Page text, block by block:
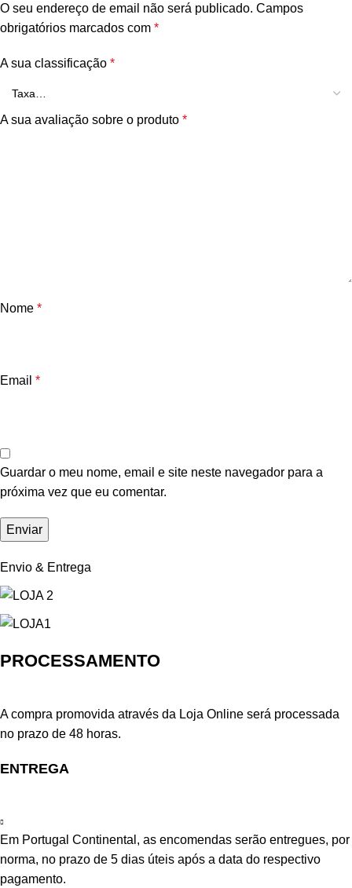
O seu endereço de email não será publicado. Campos
obrigatórios marcados com *
A sua classificação *
A sua avaliação sobre o produto *
Nome *
Email *
Guardar o meu nome, email e site neste navegador para a
próxima vez que eu comentar.
Envio & Entrega
PROCESSAMENTO
A compra promovida através da Loja Online será processada
no prazo de 48 horas.
ENTREGA
Em Portugal Continental, as encomendas serão entregues, por
norma, no prazo de 5 dias úteis após a data do respectivo
pagamento.